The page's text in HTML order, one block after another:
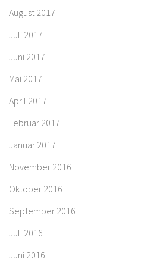
August 2017
Juli 2017
Juni 2017
Mai 2017
April 2017
Februar 2017
Januar 2017
November 2016
Oktober 2016
September 2016
Juli 2016
Juni 2016